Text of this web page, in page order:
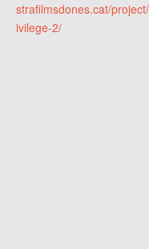
strafilmsdones.cat/
ivilege-2/